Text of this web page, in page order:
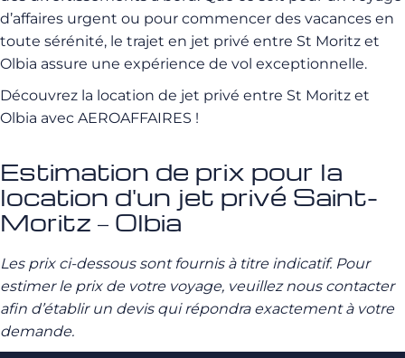
d’affaires urgent ou pour commencer des vacances en
toute sérénité, le trajet en jet privé entre St Moritz et
Olbia assure une expérience de vol exceptionnelle.
Découvrez la location de jet privé entre St Moritz et
Olbia avec AEROAFFAIRES !
Estimation de prix pour la
location d'un jet privé Saint-
Moritz – Olbia
Les prix ci-dessous sont fournis à titre indicatif. Pour
estimer le prix de votre voyage, veuillez nous contacter
afin d’établir un devis qui répondra exactement à votre
demande.